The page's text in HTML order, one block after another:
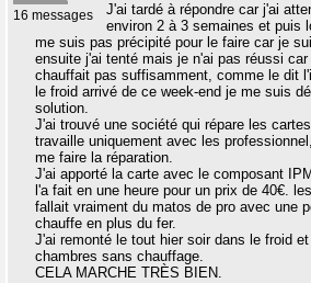
16 messages
J'ai tardé à répondre car j'ai
environ 2 à 3 semaines et puis
me suis pas précipité pour le faire car je
ensuite j'ai tenté mais je n'ai pas réussi
chauffait pas suffisamment, comme le dit
le froid arrivé de ce week-end je me suis
solution.
J'ai trouvé une société qui répare les
travaille uniquement avec les
me faire la réparation.
J'ai apporté la carte avec le composant
l'a fait en une heure pour un prix de 40€.
fallait vraiment du matos de pro avec une
chauffe en plus du fer.
J'ai remonté le tout hier soir dans le froid
chambres sans chauffage.
CELA MARCHE TRÈS BIEN.